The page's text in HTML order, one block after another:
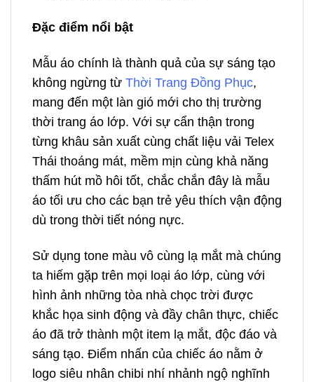
Đặc điểm nổi bật
Mẫu áo chính là thành quả của sự sáng tạo
không ngừng từ Thời Trang Đồng Phục,
mang đến một làn gió mới cho thị trường
thời trang áo lớp. Với sự cẩn thận trong
từng khâu sản xuất cùng chất liệu vải Telex
Thái thoáng mát, mềm mịn cùng khả năng
thấm hút mồ hôi tốt, chắc chắn đây là mẫu
áo tối ưu cho các bạn trẻ yêu thích vận động
dù trong thời tiết nóng nực.
Sử dụng tone màu vô cùng lạ mắt mà chúng
ta hiếm gặp trên mọi loại áo lớp, cùng với
hình ảnh những tòa nhà chọc trời được
khắc họa sinh động và đầy chân thực, chiếc
áo đã trở thành một item lạ mắt, độc đáo và
sáng tạo. Điểm nhấn của chiếc áo nằm ở
logo siêu nhân chibi nhí nhảnh ngộ nghĩnh